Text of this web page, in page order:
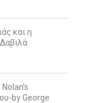
και η
by George